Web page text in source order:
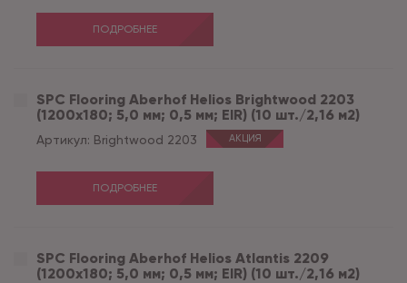
ПОДРОБНЕЕ
SPC Flooring Aberhof Helios Brightwood 2203
(1200х180; 5,0 мм; 0,5 мм; EIR) (10 шт./2,16 м2)
Артикул: Brightwood 2203 АКЦИЯ
ПОДРОБНЕЕ
SPC Flooring Aberhof Helios Atlantis 2209
(1200х180; 5,0 мм; 0,5 мм; EIR) (10 шт./2,16 м2)